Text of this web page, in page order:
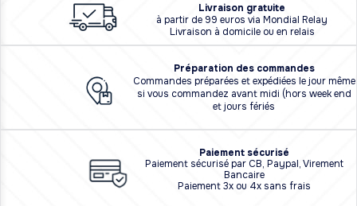
Livraison gratuite
à partir de 99 euros via Mondial Relay
Livraison à domicile ou en relais
Préparation des commandes
Commandes préparées et expédiées le jour même
si vous commandez avant midi (hors week end
et jours fériés
Paiement sécurisé
Paiement sécurisé par CB, Paypal, Virement
Bancaire
Paiement 3x ou 4x sans frais